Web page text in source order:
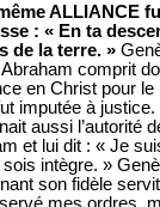
ALLIANCE
: « En ta
de la terre. »
comprit
en Christ pour le
imputée à justice.
aussi l’autorité
et lui dit : « Je
sois intègre. »
son fidèle
mes ordres,